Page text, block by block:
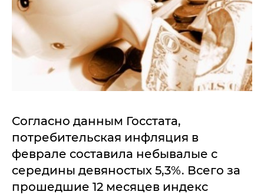
Согласно данным Госстата,
потребительская инфляция в
феврале составила небывалые с
середины девяностых 5,3%. Всего за
прошедшие 12 месяцев индекс